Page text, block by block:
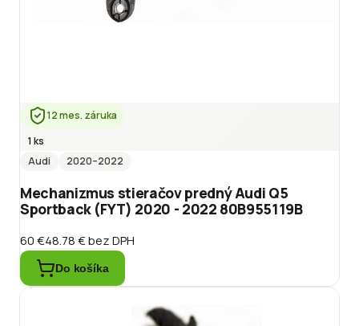
12 mes. záruka
1 ks
Audi
2020–2022
Mechanizmus stieračov predný Audi Q5
Sportback (FYT) 2020 - 2022 80B955119B
60 €48.78 €bez DPH
Do košíka